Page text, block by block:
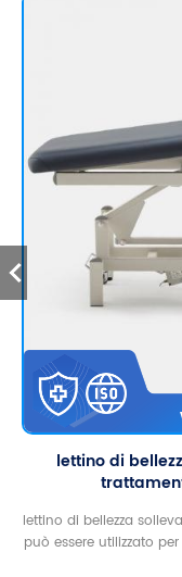
lettino di
lettino di bellezza
può essere utilizzato